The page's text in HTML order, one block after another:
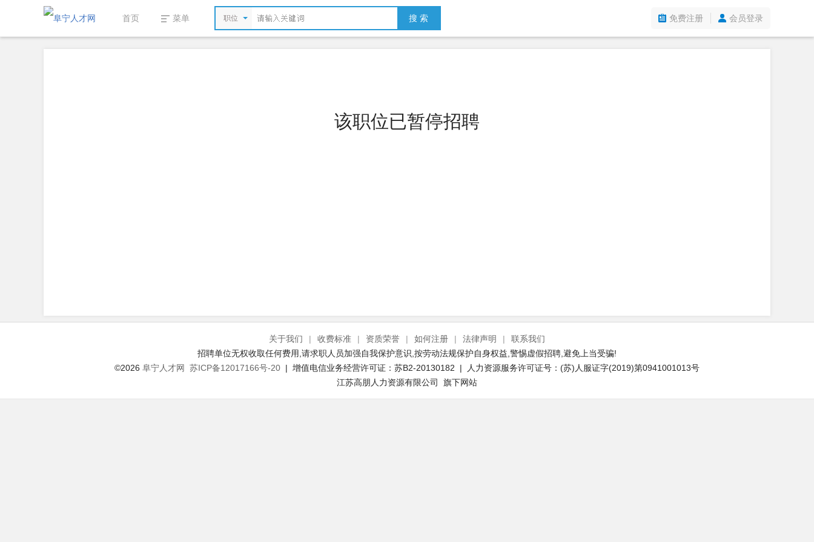
首页 菜单 职位 搜 索 免费注册 会员登录
该职位已暂停招聘
关于我们 | 收费标准 | 资质荣誉 | 如何注册 | 法律声明 |
联系我们
招聘单位无权收取任何费用,请求职人员加强自我保护意识,按劳动法规保护自身权益,警惕虚假招聘,避免上当受骗!
©2026 阜宁人才网 苏ICP备12017166号-20 | 增值电信业务经营许可证：苏B2-20130182 | 人力资源服务许可证号：(苏)人服证字(2019)第0941001013号
江苏高朋人力资源有限公司 旗下网站